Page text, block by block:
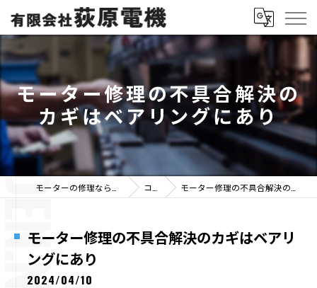
モーター修理の不具合解決の
カギはベアリングにあり
コラム モーター修理の不具合解決のカギはベアリングにあり
モーター修理の不具合解決のカギはベアリ
ングにあり
2024/04/10